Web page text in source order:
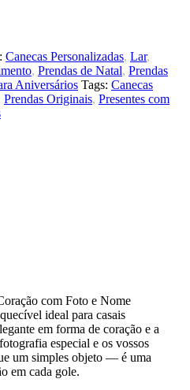
Canecas Personalizadas, Lar,
, Prendas de Natal, Prendas
Aniversários Tags: Canecas
Prendas Originais, Presentes com
com Foto e Nome
ideal para casais
em forma de coração e a
especial e os vossos
um simples objeto — é uma
em cada gole.